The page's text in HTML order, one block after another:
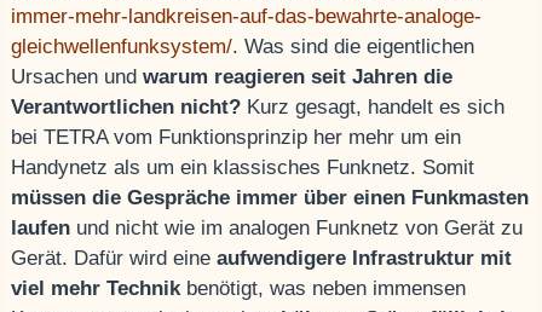
immer-mehr-landkreisen-auf-das-bewahrte-analoge-
gleichwellenfunksystem/. Was sind die eigentlichen
Ursachen undwarum reagieren seit Jahren die
Verantwortlichen nicht? Kurz gesagt, handelt es sich
bei TETRA vom Funktionsprinzip her mehr um ein
Handynetz als um ein klassisches Funknetz. Somit
müssen die Gespräche immer über einen Funkmasten
laufen und nicht wie im analogen Funknetz von Gerät zu
Gerät. Dafür wird eineaufwendigere Infrastruktur mit
viel mehr Technikbenötigt, was neben immensen